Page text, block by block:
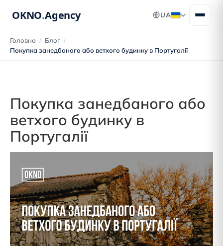
OKNO.Agency UA
Головна / Блог /
Покупка занедбаного або ветхого будинку в Португалії
Блог про переїзд до Португалії
Покупка занедбаного або
ветхого будинку в
Португалії